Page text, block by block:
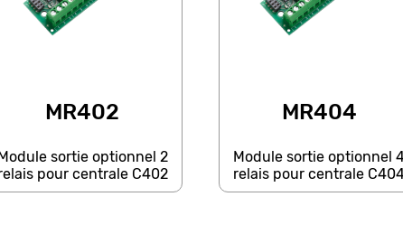
MR402
sortie optionnel 2
pour centrale C402
MR404
Module sortie optionnel
relais pour centrale